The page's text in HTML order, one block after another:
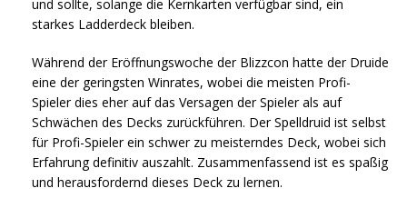
und sollte, solange die Kernkarten verfügbar sind, ein
starkes Ladderdeck bleiben.
Während der Eröffnungswoche der Blizzcon hatte der Druide
eine der geringsten Winrates, wobei die meisten Profi-
Spieler dies eher auf das Versagen der Spieler als auf
Schwächen des Decks zurückführen. Der Spelldruid ist selbst
für Profi-Spieler ein schwer zu meisterndes Deck, wobei sich
Erfahrung definitiv auszahlt. Zusammenfassend ist es spaßig
und herausfordernd dieses Deck zu lernen.